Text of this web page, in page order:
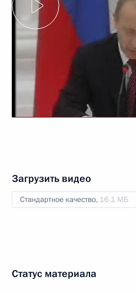
Загрузить видео
Стандартное качество, 16.1 МБ
Статус материала